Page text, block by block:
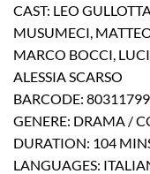
CAST: LEO
MUSUMECI,
MARCO BOCCI,
ALESSIA SCARSO
BARCODE:
GENERE: DRAMA /
DURATION: 104
LANGUAGES: